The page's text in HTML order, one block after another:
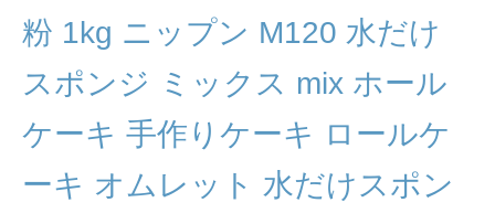
粉 1kg ニップン M120 水だけ
スポンジ ミックス mix ホール
ケーキ 手作りケーキ ロールケ
ーキ オムレット 水だけスポン